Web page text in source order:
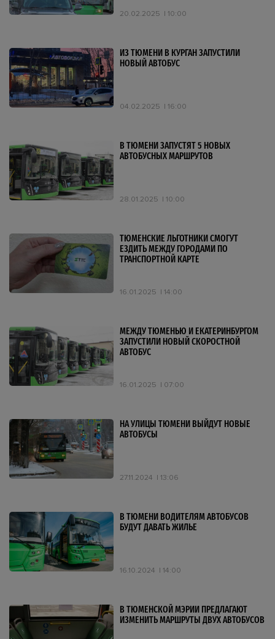
20.02.2025 10:00
ИЗ ТЮМЕНИ В КУРГАН ЗАПУСТИЛИ
НОВЫЙ АВТОБУС
04.02.2025 16:00
В ТЮМЕНИ ЗАПУСТЯТ 5 НОВЫХ
АВТОБУСНЫХ МАРШРУТОВ
28.01.2025 10:00
ТЮМЕНСКИЕ ЛЬГОТНИКИ СМОГУТ
ЕЗДИТЬ МЕЖДУ ГОРОДАМИ ПО
ТРАНСПОРТНОЙ КАРТЕ
16.01.2025 14:00
МЕЖДУ ТЮМЕНЬЮ И ЕКАТЕРИНБУРГОМ
ЗАПУСТИЛИ НОВЫЙ СКОРОСТНОЙ
АВТОБУС
16.01.2025 07:00
НА УЛИЦЫ ТЮМЕНИ ВЫЙДУТ НОВЫЕ
АВТОБУСЫ
27.11.2024 13:06
В ТЮМЕНИ ВОДИТЕЛЯМ АВТОБУСОВ
БУДУТ ДАВАТЬ ЖИЛЬЕ
16.10.2024 14:00
В ТЮМЕНСКОЙ МЭРИИ ПРЕДЛАГАЮТ
ИЗМЕНИТЬ МАРШРУТЫ ДВУХ АВТОБУСОВ